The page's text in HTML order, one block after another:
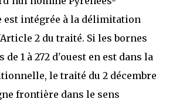
est intégrée à la délimitation
2 du traité. Si les bornes
1 à 272 d'ouest en est dans la
le traité du 2 décembre
frontière dans le sens